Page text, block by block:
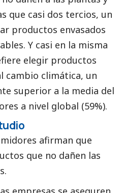
que casi dos tercios, un
productos envasados
Y casi en la misma
elegir productos
cambio climática, un
superior a la media del
a nivel global (59%).
afirman que
que no dañen las